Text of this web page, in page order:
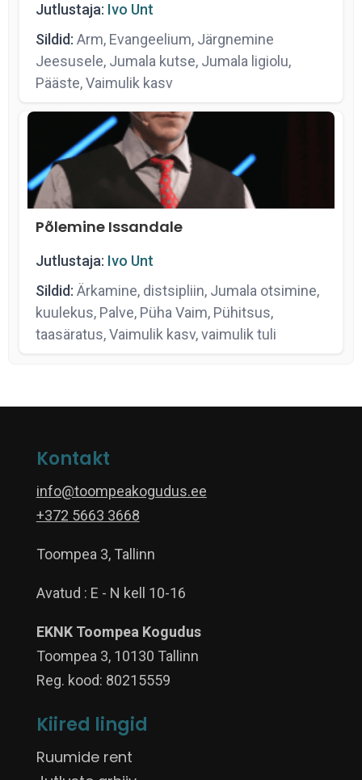
Jutlustaja: Ivo Unt
Sildid: Arm, Evangeelium, Järgnemine
Jeesusele, Jumala kutse, Jumala ligiolu,
Pääste, Vaimulik kasv
Põlemine Issandale
Jutlustaja: Ivo Unt
Sildid: Ärkamine, distsipliin, Jumala otsimine,
kuulekus, Palve, Püha Vaim, Pühitsus,
taasäratus, Vaimulik kasv, vaimulik tuli
Kontakt
info@toompeakogudus.ee
+372 5663 3668
Toompea 3, Tallinn
Avatud : E - N kell 10-16
EKNK Toompea Kogudus
Toompea 3, 10130 Tallinn
Reg. kood: 80215559
Kiired lingid
Ruumide rent